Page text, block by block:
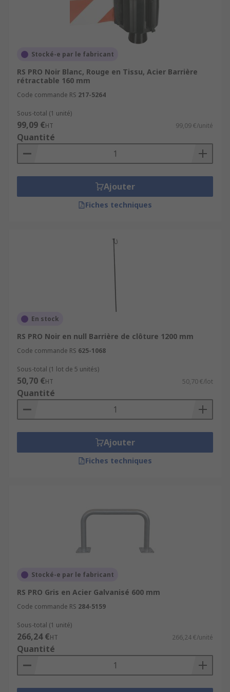
Stocké-e par le fabricant
RS PRO Noir Blanc, Rouge en Tissu, Acier Barrière
rétractable 160 mm
Code commande RS 217-5264
Sous-total (1 unité)
99,09 €HT 99,09 €/unité
Quantité
Ajouter
Fiches techniques
En stock
RS PRO Noir en null Barrière de clôture 1200 mm
Code commande RS 625-1068
Sous-total (1 lot de 5 unités)
50,70 €HT 50,70 €/lot
Quantité
Ajouter
Fiches techniques
Stocké-e par le fabricant
RS PRO Gris en Acier Galvanisé 600 mm
Code commande RS 284-5159
Sous-total (1 unité)
266,24 €HT 266,24 €/unité
Quantité